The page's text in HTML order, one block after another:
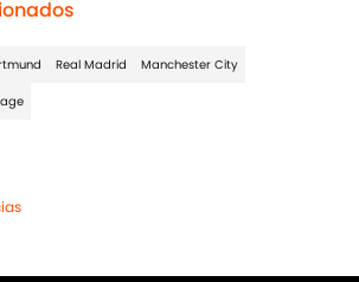
Real Madrid Manchester City